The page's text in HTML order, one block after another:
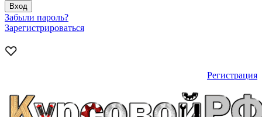
Забыли пароль?
Зарегистрироваться
Регистрация